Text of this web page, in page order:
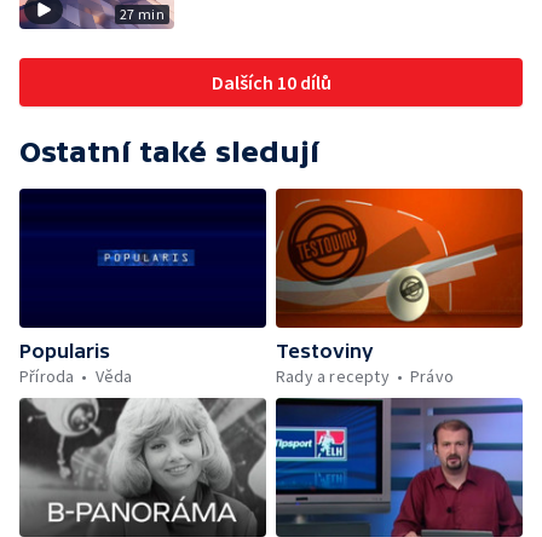
27 min
Dalších 10 dílů
Ostatní také sledují
Popularis
Příroda
Věda
Testoviny
Rady a recepty
Právo